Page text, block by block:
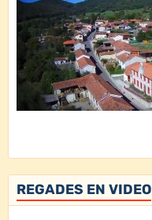
REGADES EN VIDEO